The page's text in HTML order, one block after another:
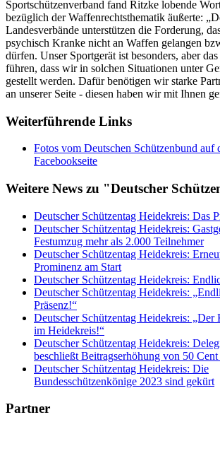
Sportschützenverband fand Ritzke lobende
bezüglich der Waffenrechtsthematik äußerte:
Landesverbände unterstützen die Forderung,
psychisch Kranke nicht an Waffen gelangen
dürfen. Unser Sportgerät ist besonders, aber
führen, dass wir in solchen Situationen unter
gestellt werden. Dafür benötigen wir starke
an unserer Seite - diesen haben wir mit Ihnen
Weiterführende Links
Fotos vom Deutschen Schützenbund auf
Facebookseite
Weitere News zu "Deutscher
Deutscher Schützentag Heidekreis: Das
Deutscher Schützentag Heidekreis:
Festumzug mehr als 2.000 Teilnehmer
Deutscher Schützentag Heidekreis:
Prominenz am Start
Deutscher Schützentag Heidekreis:
Deutscher Schützentag Heidekreis:
Präsenz!“
Deutscher Schützentag Heidekreis: „Der
im Heidekreis!“
Deutscher Schützentag Heidekreis:
beschließt Beitragserhöhung von 50
Deutscher Schützentag Heidekreis: Die
Bundesschützenkönige 2023 sind gekürt
Partner